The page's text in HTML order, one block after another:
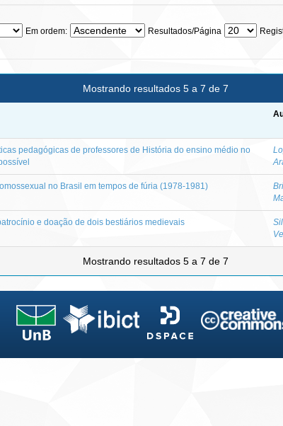
Em ordem: Resultados/Página
Mostrando resultados 5 a 7 de 7
pedagógicas de professores de História do ensino médio no
no Brasil em tempos de fúria (1978-1981)
e doação de dois bestiários medievais
Mostrando resultados 5 a 7 de 7